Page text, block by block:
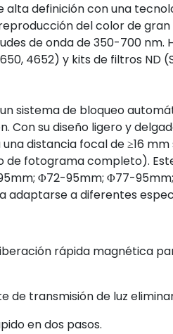
alta definición con una
del color de
de onda de 350-700 nm.
4652) y kits de filtros ND
sistema de bloqueo
Con su diseño ligero y
distancia focal de ≥16
de fotograma completo).
Φ72-95mm; Φ77-
adaptarse a diferentes
rápida magnética
de transmisión de luz
en dos pasos.